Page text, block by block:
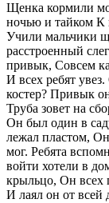
Щенка кормили
ночью и тайком
Учили мальчики
расстроенный
привык, Совсем
И всех ребят
костер? Привык
Труба зовет на
Он был один в
лежал пластом,
мог. Ребята
войти хотели в
крыльцо, Он всех
И лаял он от всей